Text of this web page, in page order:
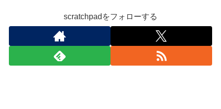
scratchpadをフォローする